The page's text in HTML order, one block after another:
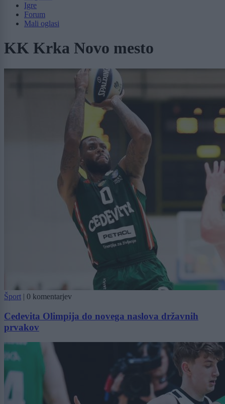
Igre
Forum
Mali oglasi
KK Krka Novo mesto
Šport | 0 komentarjev
Cedevita Olimpija do novega naslova državnih
prvakov